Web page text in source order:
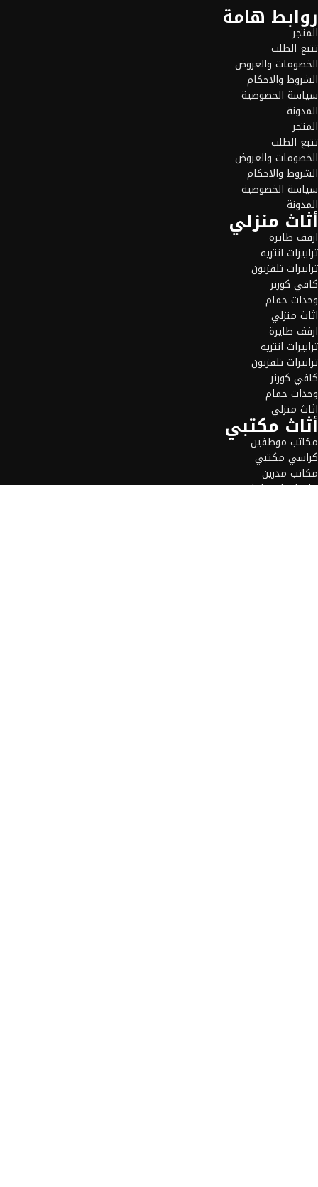
روابط هامة
المتجر
تتبع الطلب
الخصومات والعروض
الشروط والاحكام
سياسة الخصوصية
المدونة
المتجر
تتبع الطلب
الخصومات والعروض
الشروط والاحكام
سياسة الخصوصية
المدونة
أثاث منزلي
ارفف طايرة
ترابيزات انتريه
ترابيزات تلفزيون
كافي كورنر
وحدات حمام
اثاث منزلي
ارفف طايرة
ترابيزات انتريه
ترابيزات تلفزيون
كافي كورنر
وحدات حمام
اثاث منزلي
أثاث مكتبي
مكاتب موظفين
كراسي مكتبي
مكاتب مدرين
ترابيزات اجتماعات